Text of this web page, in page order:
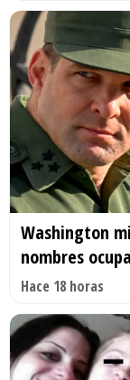
Washington
nombres
Hace 18 horas